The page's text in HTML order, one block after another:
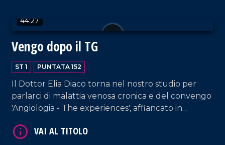
44:27
Vengo dopo il TG
ST 1 PUNTATA 152
Il Dottor Elia Diaco torna nel nostro studio per
parlarci di malattia venosa cronica e del convengo
'Angiologia - The experiences', affiancato in
Presidente onorario della International Union of
VAI AL TITOLO